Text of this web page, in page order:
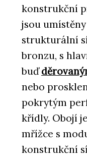
konstrukční
jsou
strukturální
bronzu, s
buď
nebo
pokrytým
křídly. Obojí
mřížce s
konstrukční